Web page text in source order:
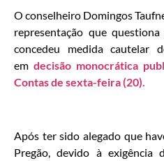
O conselheiro Domingos
representação que
concedeu medida cautelar
em decisão monocrática
Contas de sexta-feira (20).
Após ter sido alegado que
Pregão, devido à exigência